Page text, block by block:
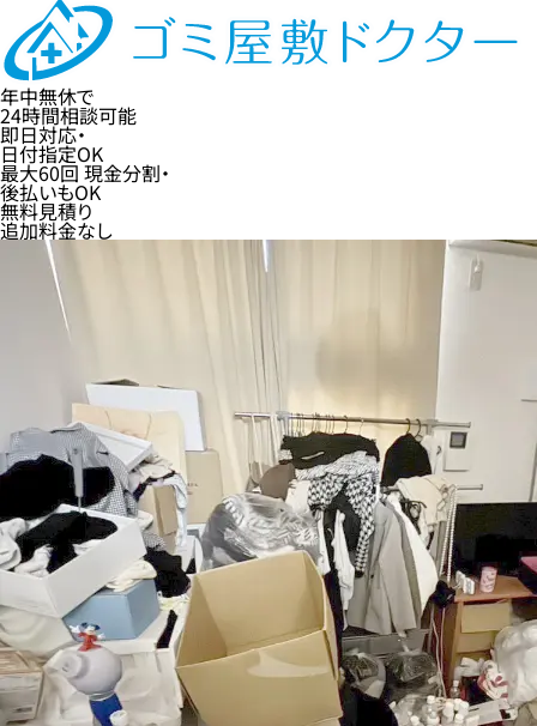
年中無休で
24時間相談可能
即日対応・
日付指定OK
最大60回 現金分割・
後払いもOK
無料見積り
追加料金なし